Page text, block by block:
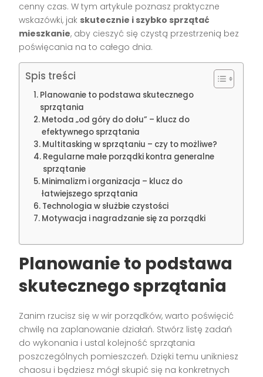
cenny czas. W tym artykule poznasz praktyczne
wskazówki, jak skutecznie i szybko sprzątać
mieszkanie, aby cieszyć się czystą przestrzenią bez
poświęcania na to całego dnia.
Spis treści
Planowanie to podstawa skutecznego
sprzątania
Metoda „od góry do dołu” – klucz do
efektywnego sprzątania
Multitasking w sprzątaniu – czy to możliwe?
Regularne małe porządki kontra generalne
sprzątanie
Minimalizm i organizacja – klucz do
łatwiejszego sprzątania
Technologia w służbie czystości
Motywacja i nagradzanie się za porządki
Planowanie to podstawa
skutecznego sprzątania
Zanim rzucisz się w wir porządków, warto poświęcić
chwilę na zaplanowanie działań. Stwórz listę zadań
do wykonania i ustal kolejność sprzątania
poszczególnych pomieszczeń. Dzięki temu unikniesz
chaosu i będziesz mógł skupić się na konkretnych